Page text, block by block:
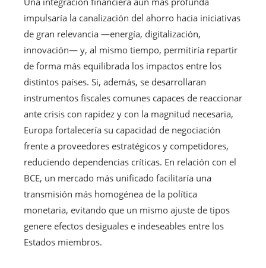
impulsaría la canalización del ahorro hacia iniciativas
de gran relevancia —energía, digitalización,
innovación— y, al mismo tiempo, permitiría repartir
de forma más equilibrada los impactos entre los
distintos países. Si, además, se desarrollaran
instrumentos fiscales comunes capaces de reaccionar
ante crisis con rapidez y con la magnitud necesaria,
Europa fortalecería su capacidad de negociación
frente a proveedores estratégicos y competidores,
reduciendo dependencias críticas. En relación con el
BCE, un mercado más unificado facilitaría una
transmisión más homogénea de la política
monetaria, evitando que un mismo ajuste de tipos
genere efectos desiguales e indeseables entre los
Estados miembros.